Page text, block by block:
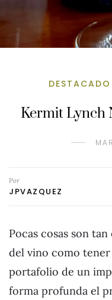
DESTACADO
Kermit Lynch
Por
JPVAZQUEZ
Pocas cosas son
del vino como
portafolio de un
forma profunda el